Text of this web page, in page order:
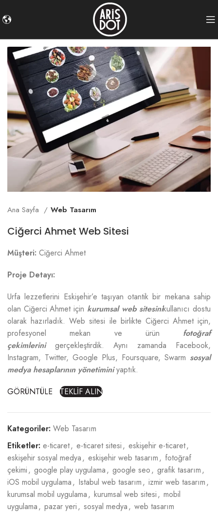
Ana Sayfa Web Tasarım
Ciğerci Ahmet Web Sitesi
Müşteri: Ciğerci Ahmet
Proje Detayı:
Urfa lezzetlerini Eskişehir’e taşıyan otantik bir mekana sahip
olan Ciğerci Ahmet için kurumsal web sitesinikullanıcı dostu
olarak hazırladık. Web sitesi ile birlikte Ciğerci Ahmet için,
profesyonel mekan ve ürün fotoğraf
çekimlerinigerçekleştirdik. Aynı zamanda Facebook,
Instagram, Twitter, Google Plus, Foursquare, Swarm sosyal
medya hesaplarının yönetiminiyaptık.
GÖRÜNTÜLE
TEKLİF ALIN
Kategoriler: Web Tasarım
Etiketler: e-ticaret, e-ticaret sitesi, eskişehir e-ticaret,
eskişehir sosyal medya, eskişehir web tasarım, fotoğraf
çekimi, google play uygulama, google seo, grafik tasarım,
iOS mobil uygulama, Istabul web tasarım, izmir web tasarım,
kurumsal mobil uygulama, kurumsal web sitesi, mobil
uygulama, pazar yeri, sosyal medya, web tasarım